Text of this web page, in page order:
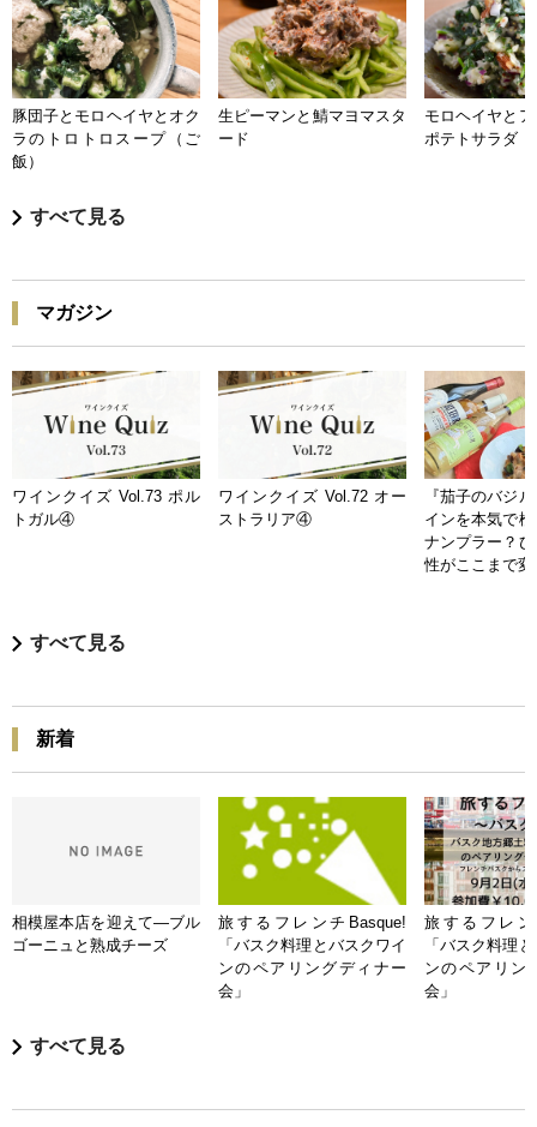
豚団子とモロヘイヤとオク
ラのトロトロスープ（ご
飯）
生ピーマンと鯖マヨマスタ
ード
モロヘイヤと
ポテトサラダ
すべて見る
マガジン
ワインクイズ Vol.73 ポル
トガル④
ワインクイズ Vol.72 オー
ストラリア④
『茄子のバジ
インを本気で
ナンプラー？
性がここまで
すべて見る
新着
相模屋本店を迎えて―ブル
ゴーニュと熟成チーズ
旅するフレンチBasque!
「バスク料理とバスクワイ
ンのペアリングディナー
会」
旅するフレン
「バスク料理
ンのペアリン
会」
すべて見る